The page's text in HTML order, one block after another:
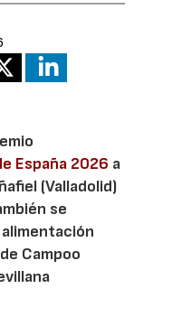
España 2026 a
(Valladolid)
se
alimentación
Campoo